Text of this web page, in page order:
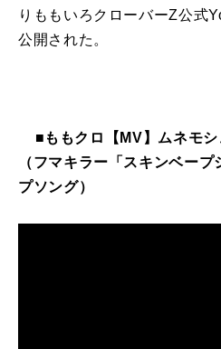
りももいろクローバーZ公式
公開された。
■ももクロ【MV】ムネモシ
（フマキラー「スキンベー
プソング）